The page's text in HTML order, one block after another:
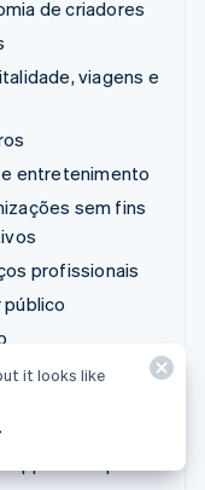
de criadores
viagens e
e entretenimento
sem fins
profissionais
it looks like